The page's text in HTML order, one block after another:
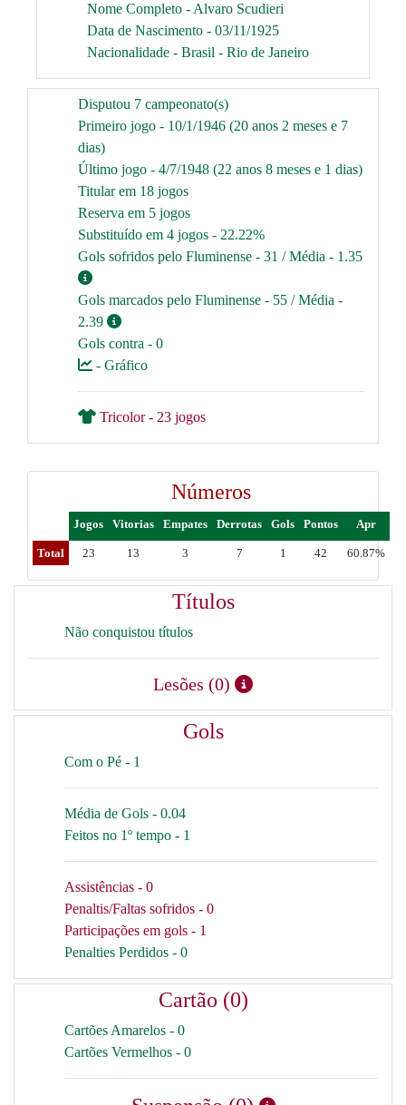
Nome Completo - Alvaro Scudieri
Data de Nascimento - 03/11/1925
Nacionalidade - Brasil - Rio de Janeiro
Disputou 7 campeonato(s)
Primeiro jogo - 10/1/1946 (20 anos 2 meses e 7
dias)
Último jogo - 4/7/1948 (22 anos 8 meses e 1 dias)
Titular em 18 jogos
Reserva em 5 jogos
Substituído em 4 jogos - 22.22%
Gols sofridos pelo Fluminense - 31 / Média - 1.35
Gols marcados pelo Fluminense - 55 / Média -
2.39
Gols contra - 0
- Gráfico
Tricolor - 23 jogos
Números
Jogos Vitorias Empates Derrotas Gols Pontos Apr
Total 23 13 3 7 1 42 60.87%
Títulos
Não conquistou títulos
Lesões (0)
Gols
Com o Pé - 1
Média de Gols - 0.04
Feitos no 1º tempo - 1
Assistências - 0
Penaltis/Faltas sofridos - 0
Participações em gols - 1
Penalties Perdidos - 0
Cartão (0)
Cartões Amarelos - 0
Cartões Vermelhos - 0